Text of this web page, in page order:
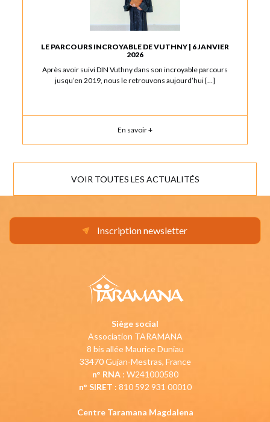
LE PARCOURS INCROYABLE DE VUTHNY | 6 JANVIER
2026
Après avoir suivi DIN Vuthny dans son incroyable parcours
jusqu’en 2019, nous le retrouvons aujourd’hui […]
En savoir +
VOIR TOUTES LES ACTUALITÉS
Inscription newsletter
Siège social
Association TARAMANA
8 bis allée Maurice Duniau
33470 Gujan-Mestras, France
n° RNA: W241000580
n° SIRET : 810 592 931 00010
Centre Taramana Magdalena